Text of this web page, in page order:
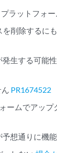
ラットフォー
削除するに
生する可能性
PR1674522
ームでアッ
想通りに機